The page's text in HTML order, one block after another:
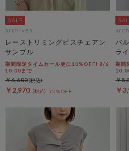
archives
レーストリミングビスチェアン
サンブル
期間限定タイムセール更に10%OFF! 8/6
10:00まで
￥2,970 55％OFF
￥6,600
バ
ラ
期間
￥
￥